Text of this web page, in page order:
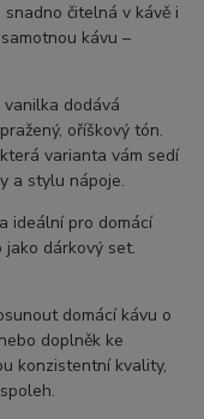
čitelná v kávě i
kávu –
dodává
oříškový tón.
varianta vám sedí
a stylu nápoje.
ideální pro domácí
dárkový set.
domácí kávu o
doplněk ke
konzistentní kvality,